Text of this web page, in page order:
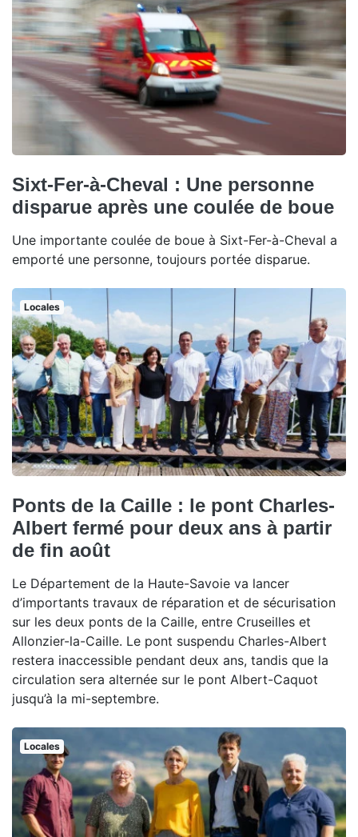
Sixt-Fer-à-Cheval : Une personne
disparue après une coulée de boue
Une importante coulée de boue à Sixt-Fer-à-Cheval a
emporté une personne, toujours portée disparue.
Locales
Ponts de la Caille : le pont Charles-
Albert fermé pour deux ans à partir
de fin août
Le Département de la Haute-Savoie va lancer
d’importants travaux de réparation et de sécurisation
sur les deux ponts de la Caille, entre Cruseilles et
Allonzier-la-Caille. Le pont suspendu Charles-Albert
restera inaccessible pendant deux ans, tandis que la
circulation sera alternée sur le pont Albert-Caquot
jusqu’à la mi-septembre.
Locales